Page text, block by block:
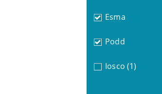
Esma
Podd
Iosco (1)